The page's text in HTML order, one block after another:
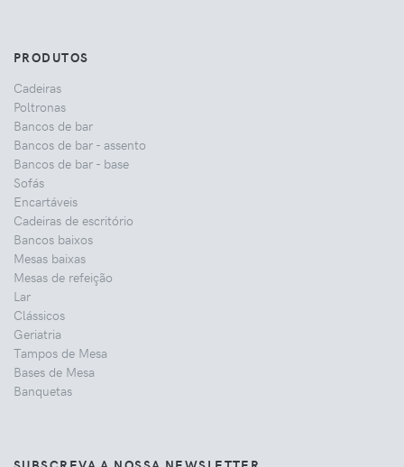
PRODUTOS
Cadeiras
Poltronas
Bancos de bar
Bancos de bar - assento
Bancos de bar - base
Sofás
Encartáveis
Cadeiras de escritório
Bancos baixos
Mesas baixas
Mesas de refeição
Lar
Clássicos
Geriatria
Tampos de Mesa
Bases de Mesa
Banquetas